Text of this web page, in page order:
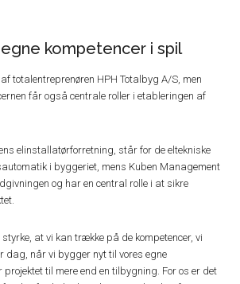
kompetencer i spil
totalentreprenøren HPH Totalbyg A/S, men
får også centrale roller i etableringen af
elinstallatørforretning, står for de eltekniske
i byggeriet, mens Kuben Management
og har en central rolle i at sikre
at vi kan trække på de kompetencer, vi
dag, når vi bygger nyt til vores egne
projektet til mere end en tilbygning. For os er det